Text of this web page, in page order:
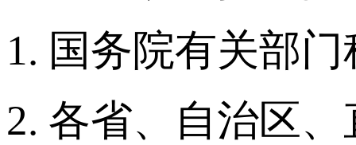
1. 国务院有关部
2. 各省、自治区